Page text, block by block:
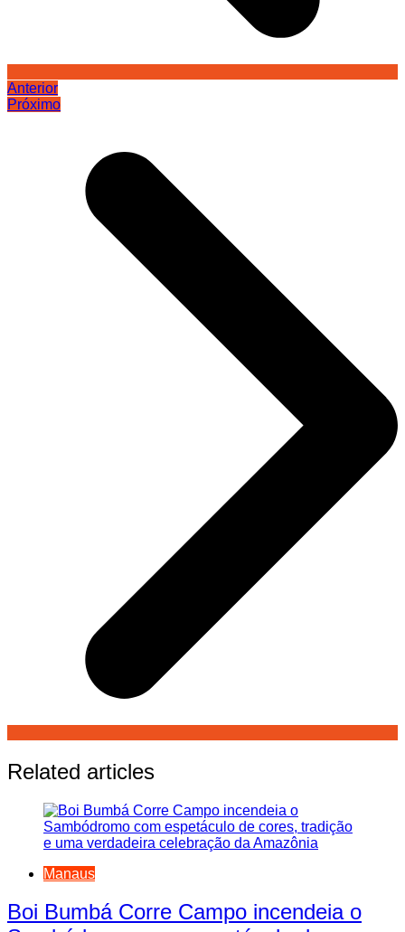
Anterior
Próximo
Related articles
Manaus
Boi Bumbá Corre Campo incendeia o